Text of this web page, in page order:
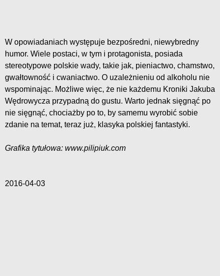
W opowiadaniach występuje bezpośredni, niewybredny
humor. Wiele postaci, w tym i protagonista, posiada
stereotypowe polskie wady, takie jak, pieniactwo, chamstwo,
gwałtowność i cwaniactwo. O uzależnieniu od alkoholu nie
wspominając. Możliwe więc, że nie każdemu Kroniki Jakuba
Wędrowycza przypadną do gustu. Warto jednak sięgnąć po
nie sięgnąć, chociażby po to, by samemu wyrobić sobie
zdanie na temat, teraz już, klasyka polskiej fantastyki.
Grafika tytułowa: www.pilipiuk.com
2016-04-03